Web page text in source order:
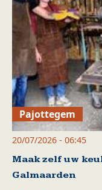
Pajottegem
20/07/2026 - 06:45
Maak zelf uw
Galmaarden